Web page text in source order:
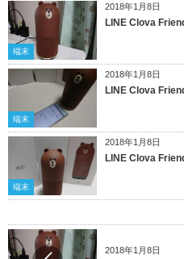
2018年1月8日
端末
LINE Clova
2018年1月8日
端末
LINE Clova
2018年1月8日
端末
LINE Clova
2018年1月8日